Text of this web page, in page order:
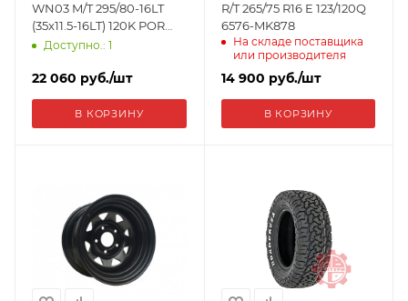
WN03 M/T 295/80-16LT
(35x11.5-16LT) 120K POR
WN0304
Доступно.: 1
22 060 руб./шт
В КОРЗИНУ
R/T 265/75 R16 E 123/120Q
6576-MK878
На складе поставщика
или производителя
14 900 руб./шт
В КОРЗИНУ